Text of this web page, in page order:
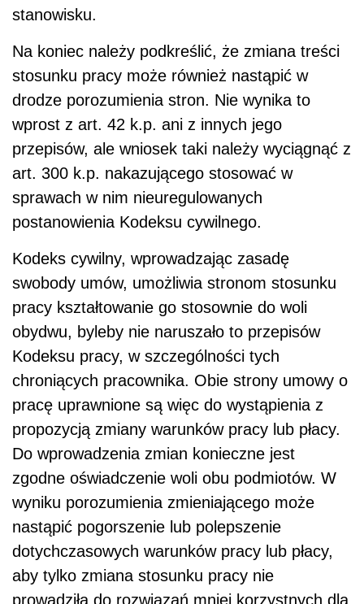
stanowisku.
Na koniec należy podkreślić, że zmiana treści
stosunku pracy może również nastąpić w
drodze porozumienia stron. Nie wynika to
wprost z art. 42 k.p. ani z innych jego
przepisów, ale wniosek taki należy wyciągnąć z
art. 300 k.p. nakazującego stosować w
sprawach w nim nieuregulowanych
postanowienia Kodeksu cywilnego.
Kodeks cywilny, wprowadzając zasadę
swobody umów, umożliwia stronom stosunku
pracy kształtowanie go stosownie do woli
obydwu, byleby nie naruszało to przepisów
Kodeksu pracy, w szczególności tych
chroniących pracownika. Obie strony umowy o
pracę uprawnione są więc do wystąpienia z
propozycją zmiany warunków pracy lub płacy.
Do wprowadzenia zmian konieczne jest
zgodne oświadczenie woli obu podmiotów. W
wyniku porozumienia zmieniającego może
nastąpić pogorszenie lub polepszenie
dotychczasowych warunków pracy lub płacy,
aby tylko zmiana stosunku pracy nie
prowadziła do rozwiązań mniej korzystnych dla